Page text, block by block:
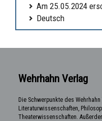
Am 25.05.2024
Deutsch
Wehrhahn Verlag
Die Schwerpunkte des
Literaturwissenschaften,
Theaterwissenschaften.